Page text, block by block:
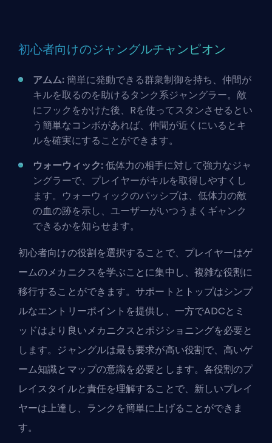
初心者向けのジャングルチャンピオン
アムム:簡単に発動できる群衆制御を持ち、仲間が
キルを取るのを助けるタンク系ジャングラー。敵
にフックをかけた後、Rを使ってスタンさせるとい
う簡単なコンボがあれば、仲間が近くにいるとキ
ルを確実にすることができます。
ウォーウィック:低体力の相手に対して強力なジャ
ングラーで、プレイヤーがキルを取得しやすくし
ます。ウォーウィックのパッシブは、低体力の敵
の血の跡を示し、ユーザーがいつうまくギャンク
できるかを知らせます。
初心者向けの役割を選択することで、プレイヤーはゲ
ームのメカニクスを学ぶことに集中し、複雑な役割に
移行することができます。サポートとトップはシンプ
ルなエントリーポイントを提供し、一方でADCとミ
ッドはより良いメカニクスとポジショニングを必要と
します。ジャングルは最も要求が高い役割で、高いゲ
ーム知識とマップの意識を必要とします。各役割のプ
レイスタイルと責任を理解することで、新しいプレイ
ヤーは上達し、ランクを簡単に上げることができま
す。